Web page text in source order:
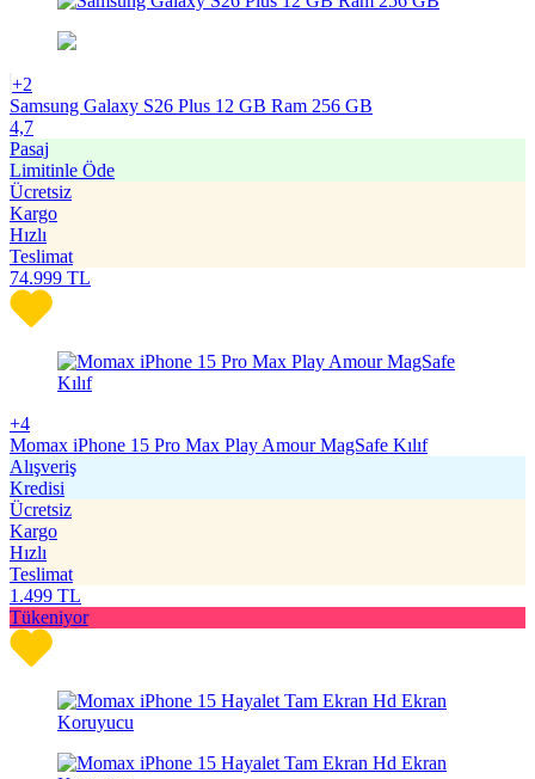
+2
Samsung Galaxy S26 Plus 12 GB Ram 256 GB
4,7
Pasaj
Limitinle Öde
Ücretsiz
Kargo
Hızlı
Teslimat
74.999 TL
+4
Momax iPhone 15 Pro Max Play Amour MagSafe Kılıf
Alışveriş
Kredisi
Ücretsiz
Kargo
Hızlı
Teslimat
1.499 TL
Tükeniyor